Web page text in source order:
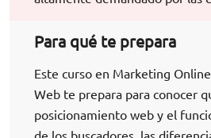
Para qué te prepara
Este curso en Marketing
Web te prepara para conocer
posicionamiento web y el